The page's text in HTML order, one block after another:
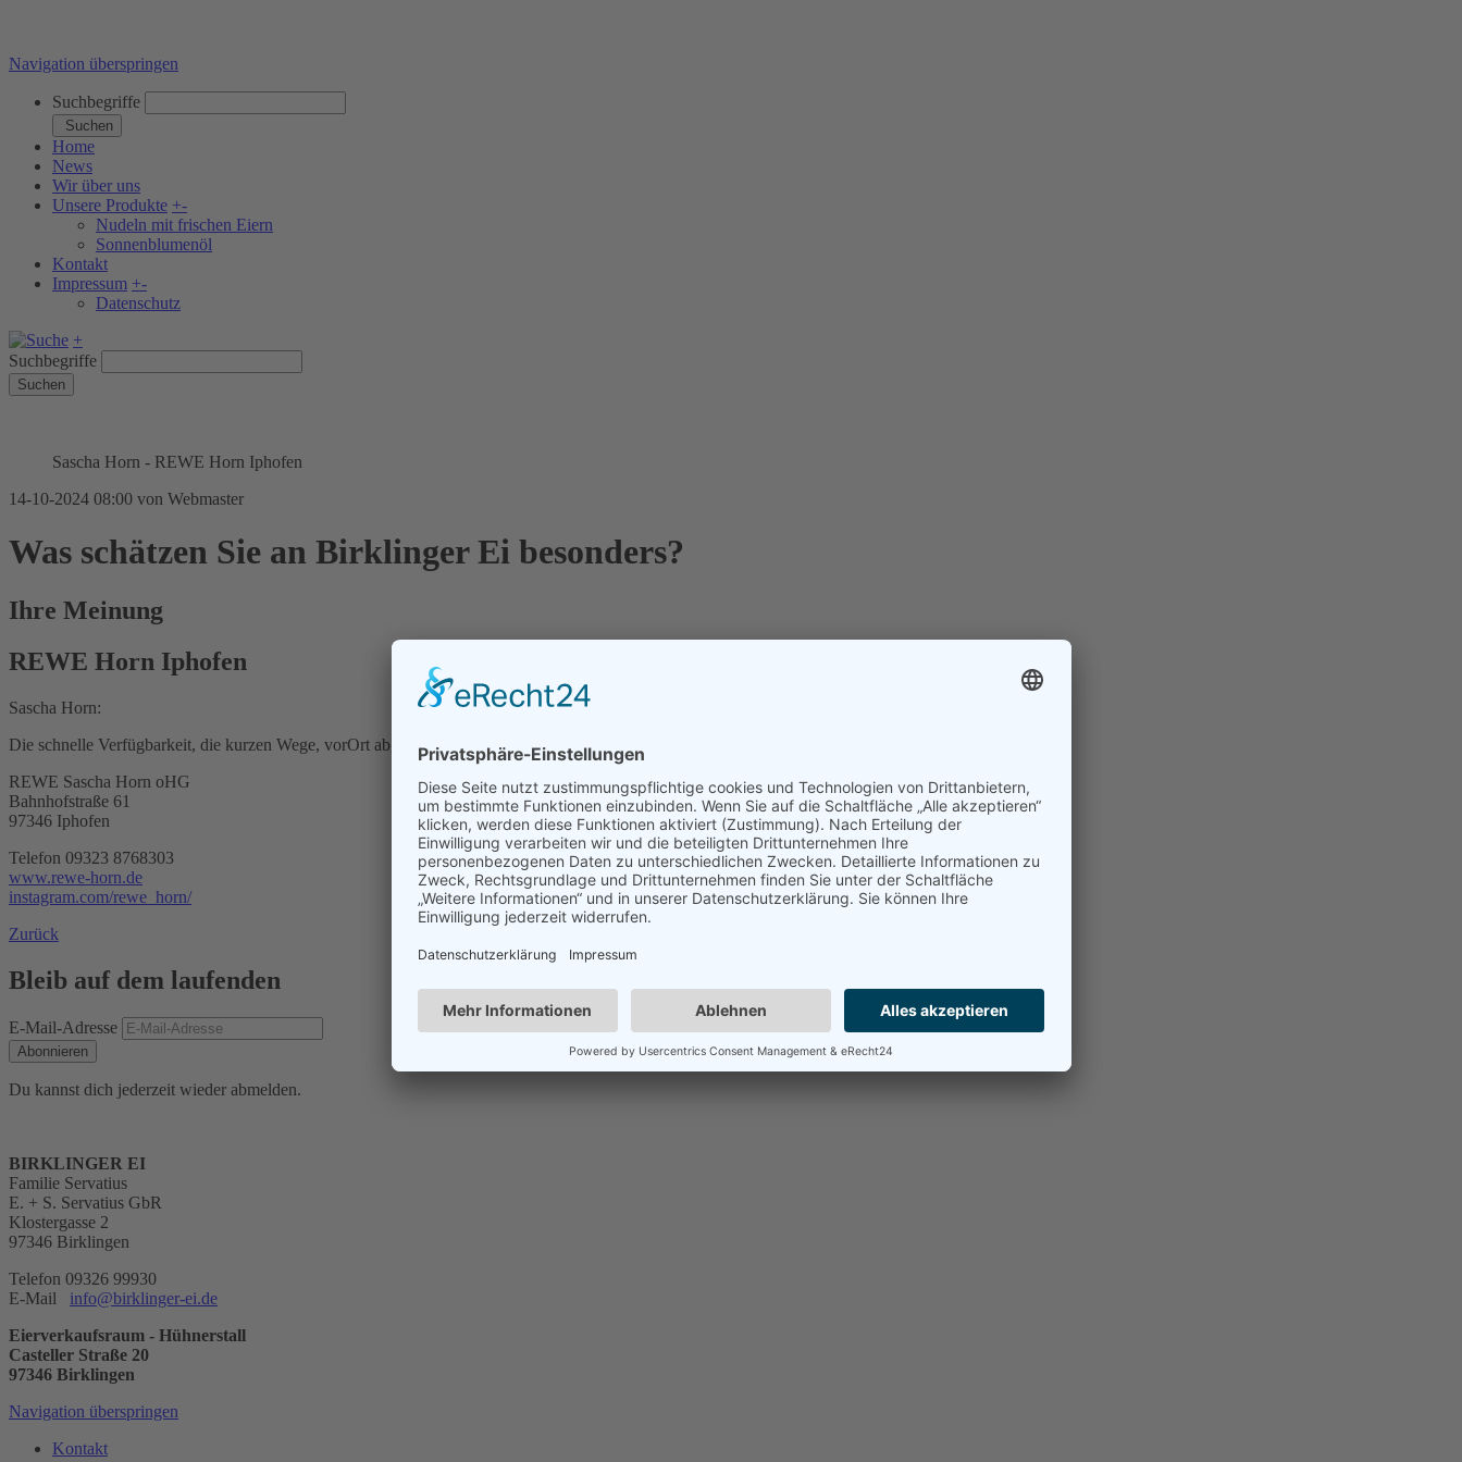
Navigation überspringen
Suchbegriffe
Suchen
Home
News
Wir über uns
Unsere Produkte +-
Nudeln mit frischen Eiern
Sonnenblumenöl
Kontakt
Impressum +-
Datenschutz
+
Suchbegriffe
Suchen
Sascha Horn - REWE Horn Iphofen
14-10-2024 08:00 von Webmaster
Was schätzen Sie an Birklinger Ei besonders?
Ihre Meinung
REWE Horn Iphofen
Sascha Horn:
Die schnelle Verfügbarkeit, die kurzen Wege, vorOrt abgepackt und vor allem man weiß wo es herkommt
REWE Sascha Horn oHG
Bahnhofstraße 61
97346 Iphofen
Telefon 09323 8768303
www.rewe-horn.de
instagram.com/rewe_horn/
Zurück
Bleib auf dem laufenden
E-Mail-Adresse
Abonnieren
Du kannst dich jederzeit wieder abmelden.
BIRKLINGER EI
Familie Servatius
E. + S. Servatius GbR
Klostergasse 2
97346 Birklingen
Telefon 09326 99930
E-Mail info@birklinger-ei.de
Eierverkaufsraum - Hühnerstall
Casteller Straße 20
97346 Birklingen
Navigation überspringen
Kontakt